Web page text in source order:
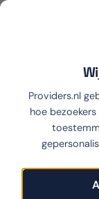
Providers.nl
hoe
17
Xiaomi